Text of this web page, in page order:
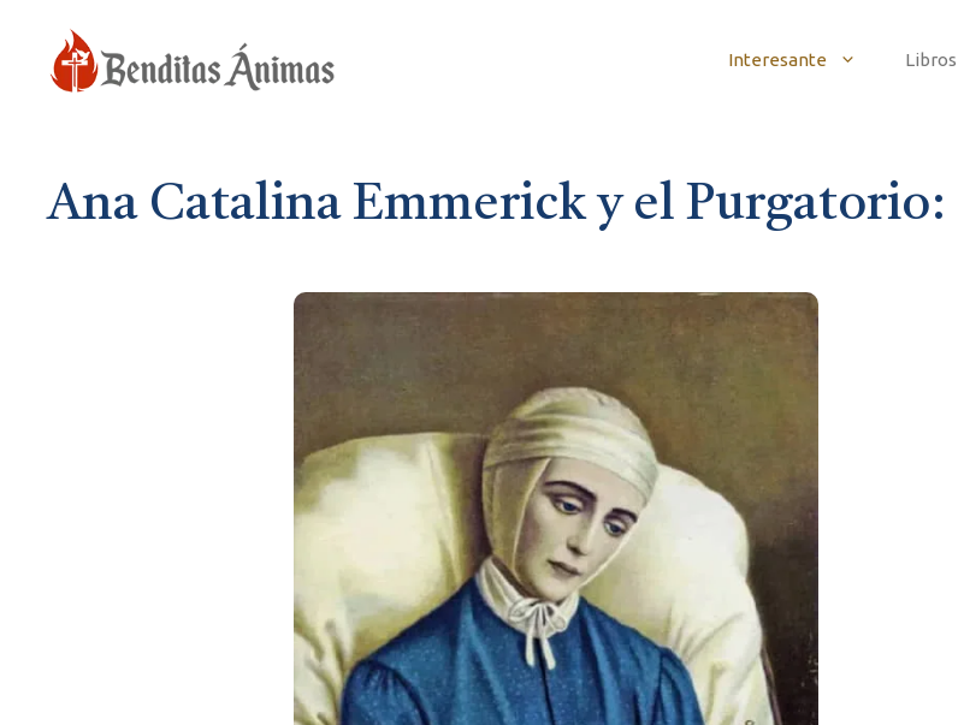
Interesante Libros
Ana Catalina Emmerick y el Purgatorio: